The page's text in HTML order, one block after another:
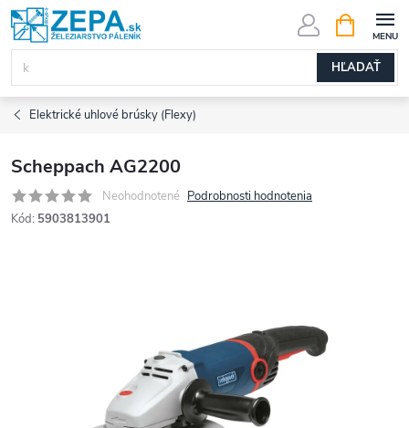
Prejsť
na
obsah
HĽADAŤ
KOŠÍK
Elektrické uhlové brúsky (Flexy)
Scheppach AG2200
Neohodnotené Podrobnosti hodnotenia
Kód: 5903813901